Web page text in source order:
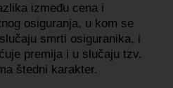
između cena i
osiguranja, u kom se
smrti osiguranika, i
premija i u slučaju tzv.
štedni karakter.